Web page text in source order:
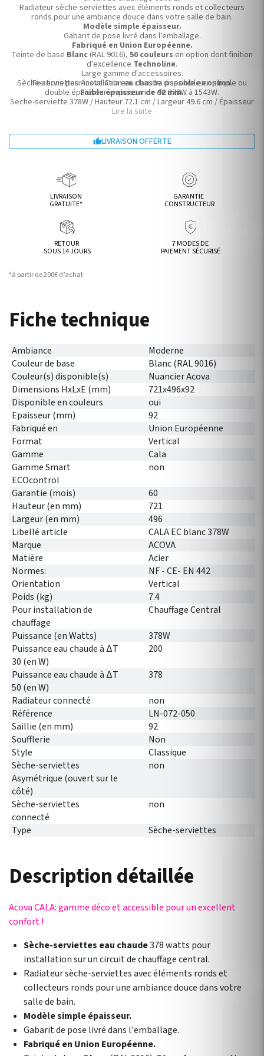
Radiateur sèche-serviettes avec éléments ronds et collecteurs
ronds pour une ambiance douce dans votre salle de bain.
Modèle simple épaisseur.
Gabarit de pose livré dans l'emballage.
Fabriqué en Union Européenne.
Teinte de base Blanc (RAL 9016), 50 couleurs en option dont finition
d'excellence Technoline.
Large gamme d'accessoires.
Fixations pour installation en claustra possible en option.
Faible épaisseur de 92 mm.
Seche-serviette 378W / Hauteur 72.1 cm / Largeur 49.6 cm / Épaisseur
installé 9.2 cm.
Sèche-serviettes Acova Cala eau chaude disponible en simple ou
double épaisseur en puissance de 378W à 1543W.
Lire la suite
LIVRAISON OFFERTE
LIVRAISON
GRATUITE*
GARANTIE
CONSTRUCTEUR
RETOUR
SOUS 14 JOURS
7 MODES DE
PAIEMENT SÉCURISÉ
*à partir de 200€ d’achat
Fiche technique
Ambiance
Moderne
Couleur de base
Blanc (RAL 9016)
Couleur(s) disponible(s)
Nuancier Acova
Dimensions HxLxE (mm)
721x496x92
Disponible en couleurs
oui
Epaisseur (mm)
92
Fabriqué en
Union Européenne
Format
Vertical
Gamme
Cala
Gamme Smart
ECOcontrol
non
Garantie (mois)
60
Hauteur (en mm)
721
Largeur (en mm)
496
Libellé article
CALA EC blanc 378W
Marque
ACOVA
Matière
Acier
Normes:
NF - CE- EN 442
Orientation
Vertical
Poids (kg)
7.4
Pour installation de
chauffage
Chauffage Central
Puissance (en Watts)
378W
Puissance eau chaude à ∆T
30 (en W)
200
Puissance eau chaude à ∆T
50 (en W)
378
Radiateur connecté
non
Référence
LN-072-050
Saillie (en mm)
92
Soufflerie
Non
Style
Classique
Sèche-serviettes
Asymétrique (ouvert sur le
côté)
non
Sèche-serviettes
connecté
non
Type
Sèche-serviettes
Description détaillée
Acova CALA: gamme déco et accessible pour un excellent
confort !
Sèche-serviettes eau chaude378 watts pour
installation sur un circuit de chauffage central.
Radiateur sèche-serviettes avec éléments ronds et
collecteurs ronds pour une ambiance douce dans votre
salle de bain.
Modèle simple épaisseur.
Gabarit de pose livré dans l'emballage.
Fabriqué en Union Européenne.